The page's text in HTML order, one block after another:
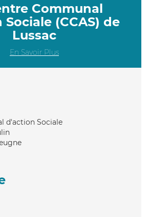
Communal
(CCAS) de
Lussac
En Savoir Plus
d'action Sociale